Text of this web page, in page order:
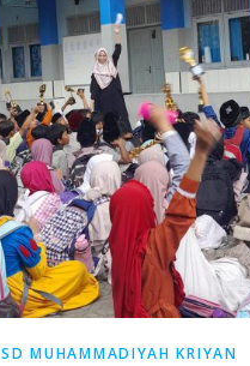
SD MUHAMMADIYAH KRIYAN